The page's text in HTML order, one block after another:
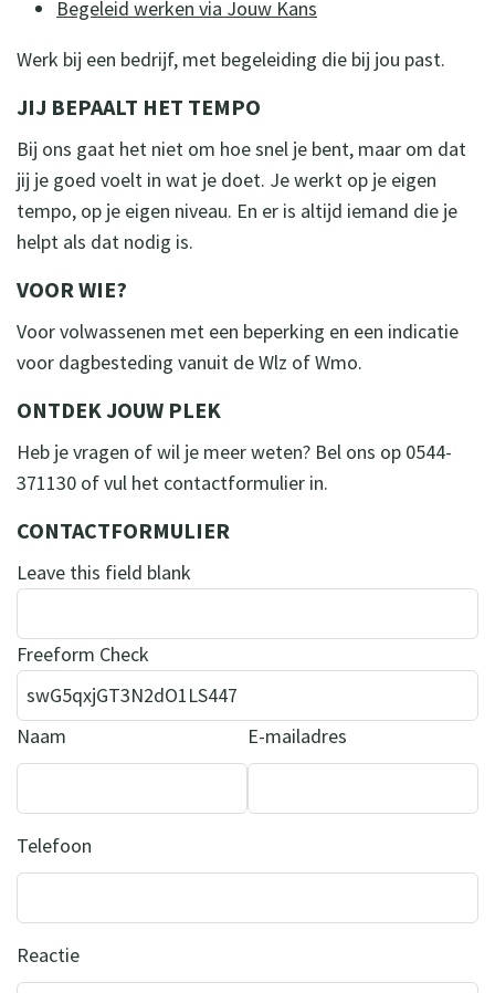
Begeleid werken via Jouw Kans
Werk bij een bedrijf, met begeleiding die bij jou past.
JIJ BEPAALT HET TEMPO
Bij ons gaat het niet om hoe snel je bent, maar om dat
jij je goed voelt in wat je doet. Je werkt op je eigen
tempo, op je eigen niveau. En er is altijd iemand die je
helpt als dat nodig is.
VOOR WIE?
Voor volwassenen met een beperking en een indicatie
voor dagbesteding vanuit de Wlz of Wmo.
ONTDEK JOUW PLEK
Heb je vragen of wil je meer weten? Bel ons op 0544-
371130 of vul het contactformulier in.
CONTACTFORMULIER
Leave this field blank
Freeform Check
Naam E-mailadres
Telefoon
Reactie